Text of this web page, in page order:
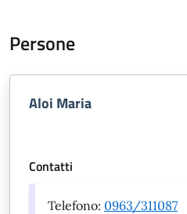
Persone
Aloi Maria
Contatti
Telefono: 0963/311087